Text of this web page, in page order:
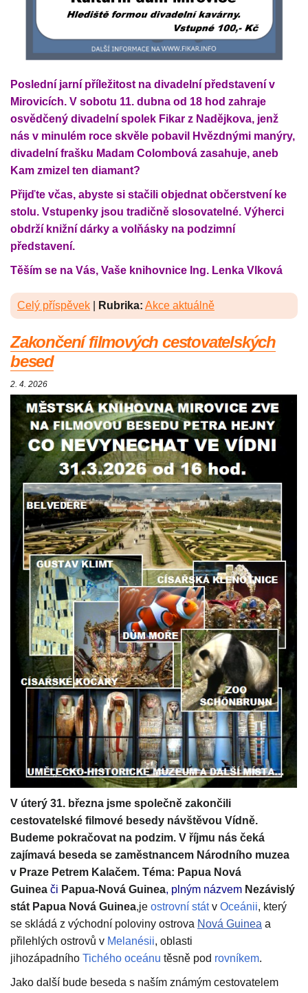
Poslední jarní příležitost na divadelní představení v
Mirovicích. V sobotu 11. dubna od 18 hod zahraje
osvědčený divadelní spolek Fikar z Nadějkova, jenž
nás v minulém roce skvěle pobavil Hvězdnými manýry,
divadelní frašku Madam Colombová zasahuje, aneb
Kam zmizel ten diamant?
Přijďte včas, abyste si stačili objednat občerstvení ke
stolu. Vstupenky jsou tradičně slosovatelné. Výherci
obdrží knižní dárky a volňásky na podzimní
představení.
Těším se na Vás, Vaše knihovnice Ing. Lenka Vlková
Celý příspěvek Rubrika: Akce aktuálně
Zakončení filmových cestovatelských
besed
2. 4. 2026
V úterý 31. března jsme společně zakončili
cestovatelské filmové besedy návštěvou Vídně.
Budeme pokračovat na podzim. V říjmu nás čeká
zajímavá beseda se zaměstnancem Národního muzea
v Praze Petrem Kalačem. Téma: Papua Nová
Guinea či Papua-Nová Guinea, plným názvem Nezávislý
stát Papua Nová Guinea,je ostrovní stát v Oceánii, který
se skládá z východní poloviny ostrova Nová Guinea a
přilehlých ostrovů v Melanésii, oblasti
jihozápadního Tichého oceánu těsně pod rovníkem.
Jako další bude beseda s naším známým cestovatelem